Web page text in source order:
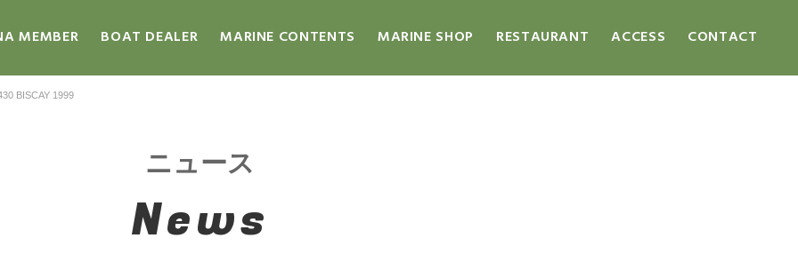
MEMBER BOAT DEALER MARINE CONTENTS MARINE SHOP RESTAURANT ACCESS CONTACT
BISCAY 1999
ニュース
News